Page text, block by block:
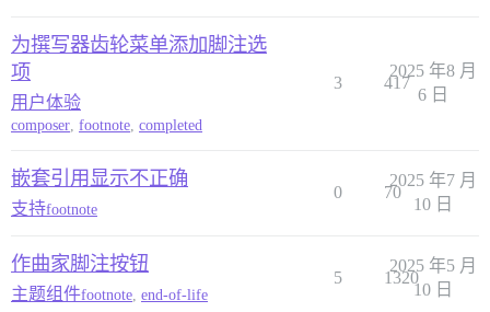
为撰写器齿轮菜单添加脚注选
项
用户体验
composer, footnote, completed
3 417
2025 年8 月
6 日
嵌套引用显示不正确
支持footnote
0 70
2025 年7 月
10 日
作曲家脚注按钮
主题组件footnote end-of-life
5 1320
2025 年5 月
10 日